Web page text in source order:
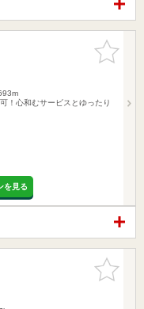
お気に入
りに追加
！心和むサービスとゆったり
を見る
お気に入
りに追加